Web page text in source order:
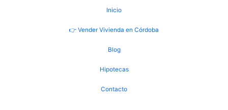
Inicio
👉 Vender Vivienda en Córdoba
Blog
Hipotecas
Contacto